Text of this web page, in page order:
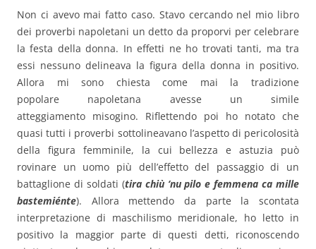
Non ci avevo mai fatto caso. Stavo cercando nel mio libro
dei proverbi napoletani un detto da proporvi per celebrare
la festa della donna. In effetti ne ho trovati tanti, ma tra
essi nessuno delineava la figura della donna in positivo.
Allora mi sono chiesta come mai la tradizione
popolare napoletana avesse un simile
atteggiamento misogino. Riflettendo poi ho notato che
quasi tutti i proverbi sottolineavano l’aspetto di pericolosità
della figura femminile, la cui bellezza e astuzia può
rovinare un uomo più dell’effetto del passaggio di un
battaglione di soldati (tira chiù ‘nu pilo e femmena ca mille
bastemiénte). Allora mettendo da parte la scontata
interpretazione di maschilismo meridionale, ho letto in
positivo la maggior parte di questi detti, riconoscendo